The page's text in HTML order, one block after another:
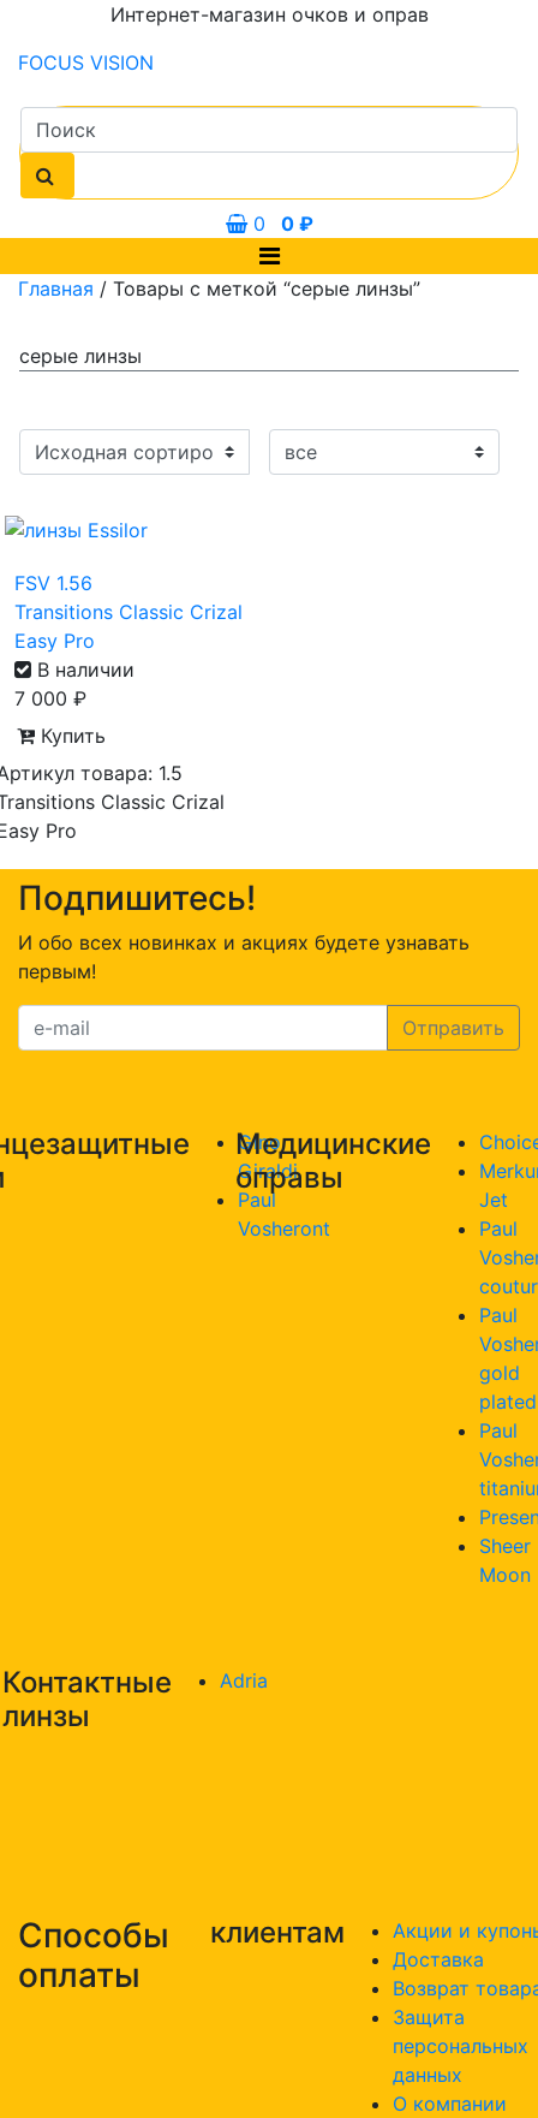
Интернет-магазин очков и оправ
FOCUS VISION
0 0 ₽
Главная / Товары с меткой “серые линзы”
серые линзы
FSV 1.56
Transitions Classic Crizal
Easy Pro
В наличии
7 000 ₽
Купить
товара: 1.5
Classic Crizal
Pro
Подпишитесь!
И обо всех новинках и акциях будете узнавать
первым!
Gino
Giraldi
Paul
Vosheront
Медицинские
оправы
Jet
Paul
Paul
gold
plated
Paul
Sheer
Moon
Контактные
линзы
Adria
Способы
оплаты
клиентам
Акции и
Доставка
Возврат
Защита
персональных
данных
О компании